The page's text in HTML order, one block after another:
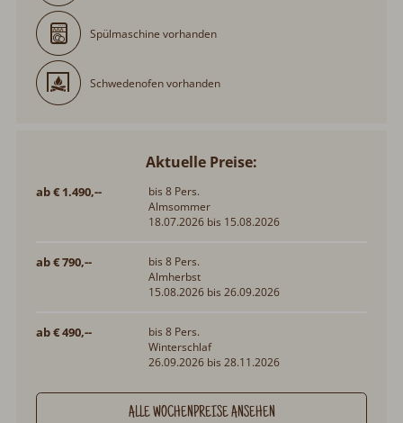
Spülmaschine vorhanden
Schwedenofen vorhanden
Aktuelle Preise:
ab € 1.490,--
bis 8 Pers.
Almsommer
18.07.2026 bis 15.08.2026
ab € 790,--
bis 8 Pers.
Almherbst
15.08.2026 bis 26.09.2026
ab € 490,--
bis 8 Pers.
Winterschlaf
26.09.2026 bis 28.11.2026
ALLE WOCHENPREISE ANSEHEN